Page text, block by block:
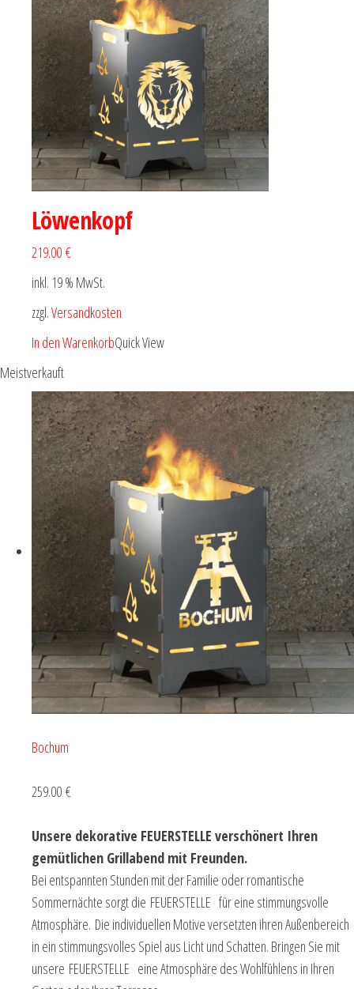
Löwenkopf
219.00 €
inkl. 19 % MwSt.
zzgl.Versandkosten
In den WarenkorbQuick View
Meistverkauft
Bochum
259.00 €
Unsere dekorative FEUERSTELLE verschönert Ihren
gemütlichen Grillabend mit Freunden.
Bei entspannten Stunden mit der Familie oder romantische
Sommernächte sorgt die FEUERSTELLE für eine stimmungsvolle
Atmosphäre. Die individuellen Motive versetzten ihren Außenbereich
in ein stimmungsvolles Spiel aus Licht und Schatten. Bringen Sie mit
unsere FEUERSTELLE eine Atmosphäre des Wohlfühlens in Ihren